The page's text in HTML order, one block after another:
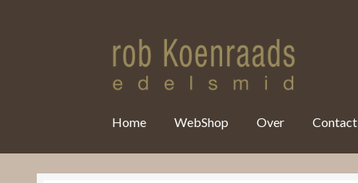
Home WebShop Over Contact